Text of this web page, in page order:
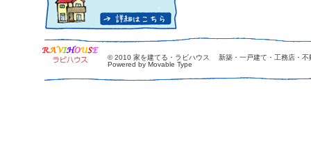
© 2010 家を建てる・ラビハウス 新築・一戸建て・工務店・不
Powered by Movable Type